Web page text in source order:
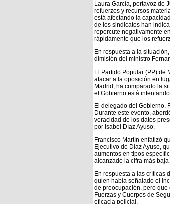
Laura García, portavoz de
refuerzos y recursos
está afectando la
de los sindicatos han
repercute negativamente
rápidamente que los
En respuesta a la
dimisión del ministro
El Partido Popular (PP) de
atacar a la oposición en
Madrid, ha comparado la
el Gobierno está
El delegado del Gobierno,
Durante este evento,
veracidad de los datos
por Isabel Díaz Ayuso.
Francisco Martín enfatizó
Ejecutivo de Díaz Ayuso,
aumentos en tipos
alcanzado la cifra más
En respuesta a las críticas
quien había señalado el
de preocupación, pero que
Fuerzas y Cuerpos de
eficacia policial.